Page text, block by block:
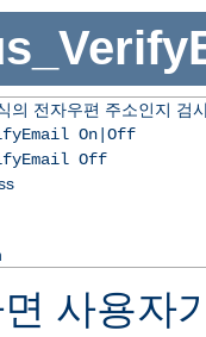
의 전자우편 주소인지 검
On|Off
Off
사용자